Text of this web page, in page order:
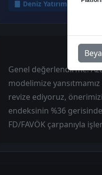
Deniz Yatırım
Genel değerlendirme:
modelimize yansıtmamız
revize ediyoruz,
endeksinin %36
FD/FAVÖK çarpanıyla